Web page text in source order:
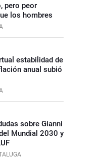
pero peor
los hombres
estabilidad de
anual subió
sobre Gianni
Mundial 2030 y